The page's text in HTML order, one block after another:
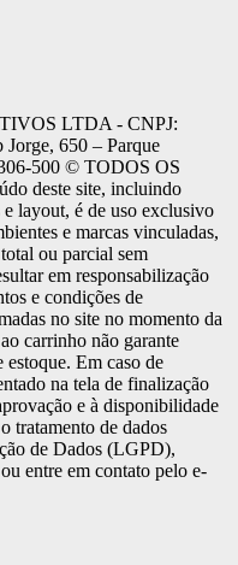
LTDA - CNPJ:
650 – Parque
500 ©️ TODOS OS
deste site, incluindo
layout, é de uso exclusivo
e marcas vinculadas,
ou parcial sem
em responsabilização
e condições de
no site no momento da
carrinho não garante
Em caso de
na tela de finalização
e à disponibilidade
tratamento de dados
de Dados (LGPD),
ou entre em contato pelo e-